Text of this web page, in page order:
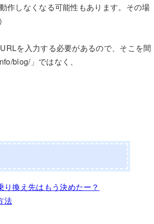
作しなくなる可能性もあります。その場
を入力する必要があるので、そこを間
blog/」ではなく、
り換え先はもう決めたー？
法